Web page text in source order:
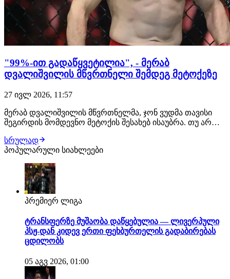
"99%-ით გადაწყვეტილია", - მერაბ
დვალიშვილის მწვრთნელი შემდეგ მეტოქეზე
27 ივლ 2026, 11:57
მერაბ დვალიშვილის მწვრთნელმა, ჯონ ვუდმა თავისი
შეგირდის მომდევნო მეტოქის შესახებ ისაუბრა. თუ არ
მებრძოლის შემდეგი მოწინააღმდეგე კვლავ პიოტრ იანი
იქნება. შეგახსენებთ, ეს მათი მე-3 ჩხუბი გამოვა. "თუ იანის
მხრიდან რაიმე არ შეიცვალა, დვალიშვილი…
სრულად
პოპულარული სიახლეები
პრემიერ ლიგა
ტრანსფერზე მუშაობა დაწყებულია — ლივერპული
პსჟ-დან კიდევ ერთი ფეხბურთელის გადაბირებას
ცდილობს
05 აგვ 2026, 01:00